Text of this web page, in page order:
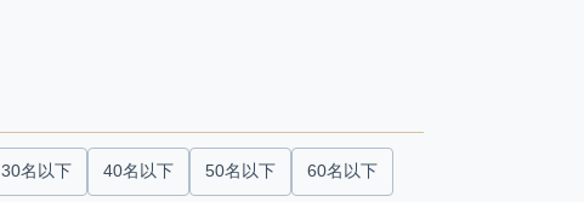
30名以下 40名以下 50名以下 60名以下